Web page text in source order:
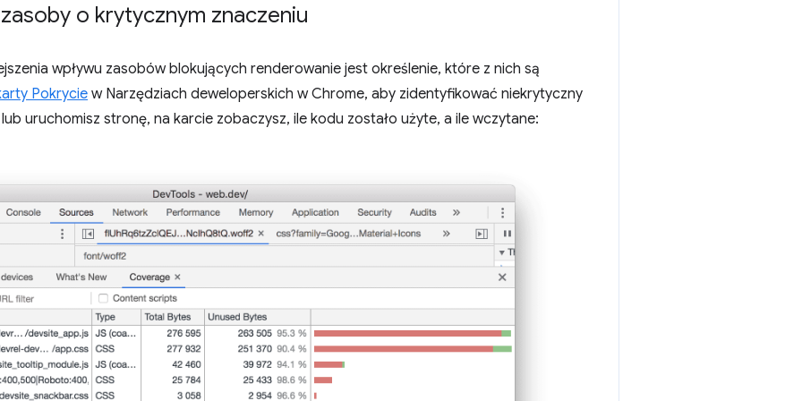
o krytycznym znaczeniu
wpływu zasobów blokujących renderowanie jest określenie, które z nich są
Pokryciew Narzędziach deweloperskich w Chrome, aby zidentyfikować niekrytyczny
uruchomisz stronę, na karcie zobaczysz, ile kodu zostało użyte, a ile wczytane: